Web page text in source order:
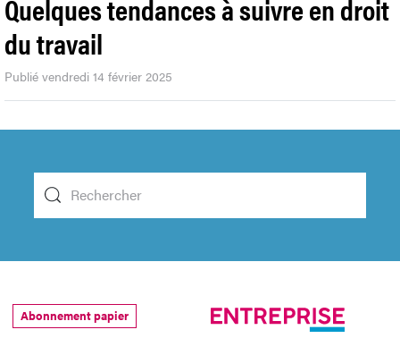
Quelques tendances à suivre en droit
du travail
Publié vendredi 14 février 2025
Abonnement papier